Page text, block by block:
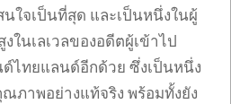
ใจเป็นที่สุด และเป็นหนึ่งในผู้
ในเลเวลของอดีตผู้เข้าไป
ไทยแลนด์อีกด้วย ซึ่งเป็นหนึ่ง
ภาพอย่างแท้จริง พร้อมทั้งยัง